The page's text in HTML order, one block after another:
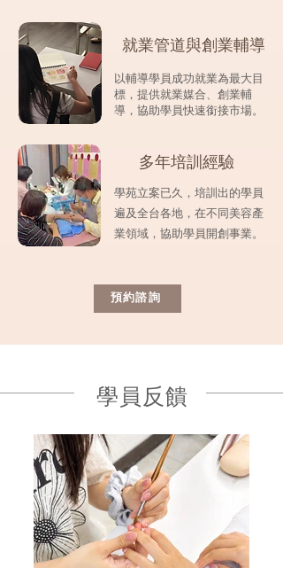
就業管道與創業輔導
以輔導學員成功就業為最大目
標，提供就業媒合、創業輔
導，協助學員快速銜接市場。
多年培訓經驗
學苑立案已久，培訓出的學員
遍及全台各地，在不同美容產
業領域，協助學員開創事業。
預約諮詢
學員反饋